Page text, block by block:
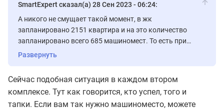
SmartExpert сказал(а) 28 Сен 2023 - 06:24:
А никого не смущает такой момент, в жк
запланировано 2151 квартира и на это количество
запланировано всего 685 машиномест. То есть при
грубом подсчете, почти 1500 квартир остаются без
задумайтесь, где будет парковаться большая часть
жителей этого жк?
Развернуть
Сейчас подобная ситуация в каждом втором
комплексе. Тут как говорится, кто успел, того и
тапки. Если вам так нужно машиноместо, можете